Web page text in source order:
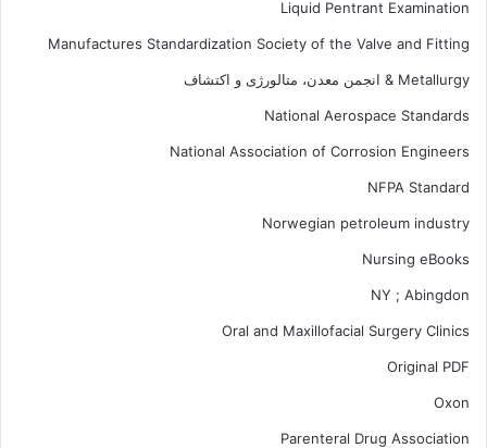
Liquid Pentrant Examination
Manufactures Standardization Society of the Valve and Fitting
Metallurgy & انجمن معدن، متالورژی و اکتشاف
National Aerospace Standards
National Association of Corrosion Engineers
NFPA Standard
Norwegian petroleum industry
Nursing eBooks
NY ; Abingdon
Oral and Maxillofacial Surgery Clinics
Original PDF
Oxon
Parenteral Drug Association